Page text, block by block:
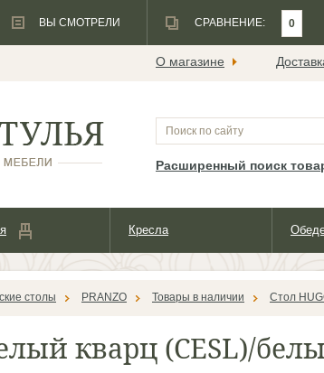
О магазине
Расширенный поиск
Кресла
столы PRANZO Товары в наличии Стол
кварц (CESL)/
ВЫ СМОТРЕЛИ СРАВНЕНИЕ: 0